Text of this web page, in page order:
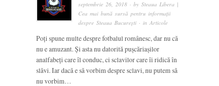
septembrie 26, 2018 · bySteaua Libera |
Cea mai bună sursă pentru informații
despre Steaua București · inArticole
Poți spune multe despre fotbalul românesc, dar nu că
nu e amuzant. Și asta nu datorită pușcăriașilor
analfabeți care îl conduc, ci sclavilor care îi ridică în
slăvi. Iar dacă e să vorbim despre sclavi, nu putem să
nu vorbim…